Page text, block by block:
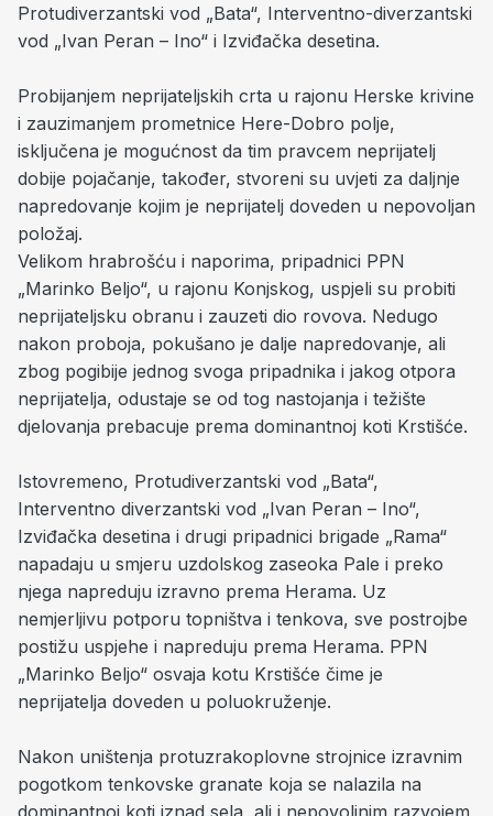
Protudiverzantski vod „Bata“, Interventno-diverzantski
vod „Ivan Peran – Ino“ i Izviđačka desetina.
Probijanjem neprijateljskih crta u rajonu Herske krivine
i zauzimanjem prometnice Here-Dobro polje,
isključena je mogućnost da tim pravcem neprijatelj
dobije pojačanje, također, stvoreni su uvjeti za daljnje
napredovanje kojim je neprijatelj doveden u nepovoljan
položaj.
Velikom hrabrošću i naporima, pripadnici PPN
„Marinko Beljo“, u rajonu Konjskog, uspjeli su probiti
neprijateljsku obranu i zauzeti dio rovova. Nedugo
nakon proboja, pokušano je dalje napredovanje, ali
zbog pogibije jednog svoga pripadnika i jakog otpora
neprijatelja, odustaje se od tog nastojanja i težište
djelovanja prebacuje prema dominantnoj koti Krstišće.
Istovremeno, Protudiverzantski vod „Bata“,
Interventno diverzantski vod „Ivan Peran – Ino“,
Izviđačka desetina i drugi pripadnici brigade „Rama“
napadaju u smjeru uzdolskog zaseoka Pale i preko
njega napreduju izravno prema Herama. Uz
nemjerljivu potporu topništva i tenkova, sve postrojbe
postižu uspjehe i napreduju prema Herama. PPN
„Marinko Beljo“ osvaja kotu Krstišće čime je
neprijatelja doveden u poluokruženje.
Nakon uništenja protuzrakoplovne strojnice izravnim
pogotkom tenkovske granate koja se nalazila na
dominantnoj koti iznad sela, ali i nepovoljnim razvojem